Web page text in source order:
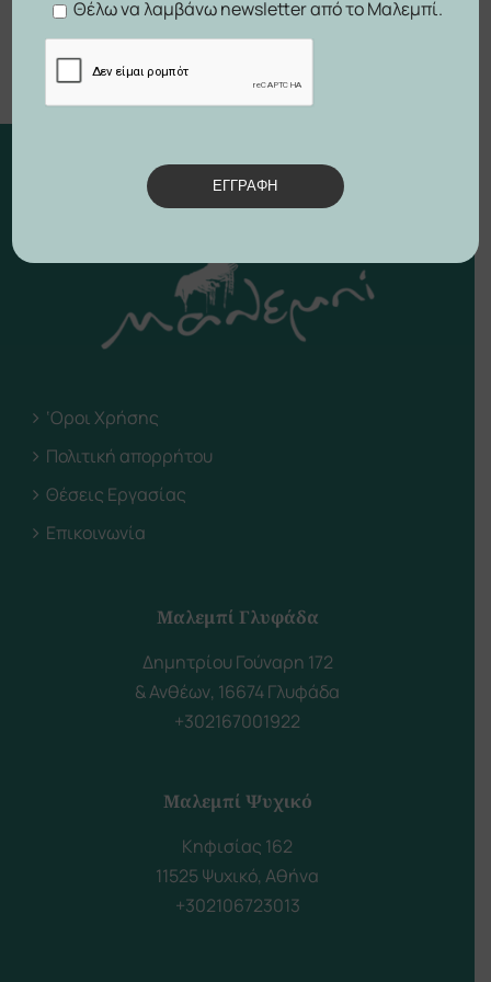
‘Οροι Χρήσης
Πολιτική απορρήτου
Θέσεις Εργασίας
Επικοινωνία
Μαλεμπί Γλυφάδα
Δημητρίου Γούναρη 172
& Ανθέων, 16674 Γλυφάδα
+302167001922
Μαλεμπί Ψυχικό
Κηφισίας 162
11525 Ψυχικό, Αθήνα
+302106723013
Θέλω να λαμβάνω newsletter από το Μαλεμπί.
ΕΓΓΡΑΦΗ